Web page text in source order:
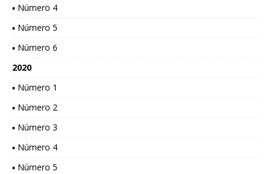
▪ Número 4
▪ Número 5
▪ Número 6
2020
▪ Número 1
▪ Número 2
▪ Número 3
▪ Número 4
▪ Número 5